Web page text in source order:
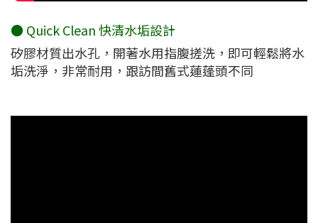
● Quick Clean 快清水垢設計
矽膠材質出水孔，開著水用指腹搓洗，即可輕鬆將水
垢洗淨，非常耐用，跟訪間舊式蓮蓬頭不同